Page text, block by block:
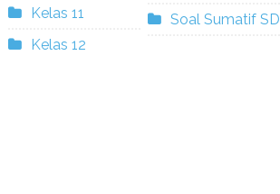
Kelas 11
Kelas 12
Soal Sumatif SD